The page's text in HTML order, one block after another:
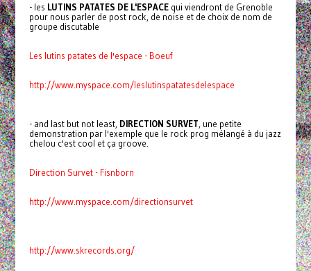
- les LUTINS PATATES DE L'ESPACEqui viendront de Grenoble
pour nous parler de post rock, de noise et de choix de nom de
groupe discutable
Les lutins patates de l'espace - Boeuf
http://www.myspace.com/leslutinspatatesdelespace
- and last but not least, DIRECTION SURVET, une petite
demonstration par l'exemple que le rock prog mélangé à du jazz
chelou c'est cool et ça groove.
Direction Survet - Fisnborn
http://www.myspace.com/directionsurvet
http://www.skrecords.org/